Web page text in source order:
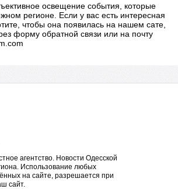
освещение события, которые
регионе. Если у вас есть интересная
чтобы она появилась на нашем сате,
форму обратной связи или на почту
агентство. Новости Одесской
Использование любых
на сайте, разрешается при
сайт.